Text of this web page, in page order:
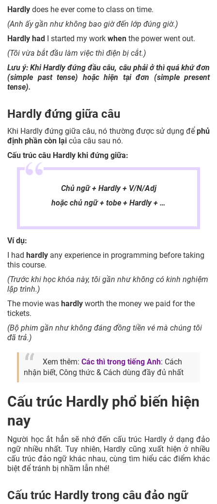
Hardly does he ever come to class on time.
(Anh ấy gần như không bao giờ đến lớp đúng giờ.)
Hardly had I started my work when the power went out.
(Tôi vừa bắt đầu làm việc thì điện bị cắt.)
Lưu ý: Khi Hardly đứng đầu câu, câu phải ở thì quá khứ đơn
(simple past tense) hoặc hiện tại đơn (simple present
tense).
Hardly đứng giữa câu
Khi Hardly đứng giữa câu, nó thường được sử dụng để phủ
định phần còn lại của câu sau nó.
Cấu trúc câu Hardly khi đứng giữa:
Chủ ngữ + Hardly + V/N/Adj
hoặc chủ ngữ + tobe + Hardly + …
Ví dụ:
I had hardly any experience in programming before taking
this course.
(Trước khi học khóa này, tôi gần như không có kinh nghiệm
lập trình.)
The movie was hardly worth the money we paid for the
tickets.
(Bộ phim gần như không đáng đồng tiền vé mà chúng tôi
đã trả.)
Xem thêm: Các thì trong tiếng Anh: Cách
nhận biết, Công thức & Cách dùng đầy đủ nhất
Cấu trúc Hardly phổ biến hiện
nay
Người học ắt hẳn sẽ nhớ đến cấu trúc Hardly ở dạng đảo
ngữ nhiều nhất. Tuy nhiên, Hardly cũng xuất hiện ở nhiều
cấu trúc đảo ngữ khác nhau, cùng tìm hiểu các điểm khác
biệt để tránh bị nhầm lẫn nhé!
Cấu trúc Hardly trong câu đảo ngữ